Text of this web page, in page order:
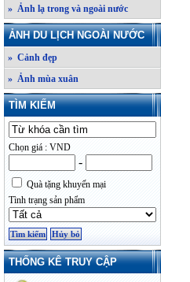
» Ảnh lạ trong và ngoài nước
ẢNH DU LỊCH NGOÀI NƯỚC
» Cảnh đẹp
» Ảnh mùa xuân
TÌM KIẾM
Chọn giá : VND
-
Quà tặng khuyến mại
Tình trạng sản phẩm
THỐNG KÊ TRUY CẬP